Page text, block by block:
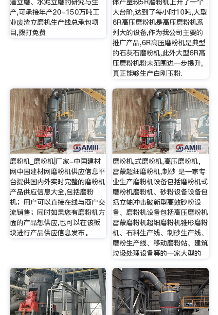
渣立磨、水泥立磨的研究与生
产,可承接年产20-150万吨工
业废渣立磨机生产线总承包项
目,拨打免费
体产量较5R磨粉机上升了一个
大台阶,达到了每小时10吨,大型
6R高压磨粉机是高压磨粉机系
列大的设备,作为我公司主要的
推广产品,6R高压磨粉机是典型
的石灰石磨粉机,此外大型6R高
压磨粉机粉末范围进一步提升,
真正能够生产白刚玉粉.
磨粉机_磨粉机|厂家-中国建材
网中国建材网磨粉机供应信息平
台提供国内外实时完整的磨粉机
产品供应信息大全,包括磨粉
机；用户可以直接在线与商户交
流销售；同时如果您有磨粉机方
面的产品想供应,也可以在该板
块进行产品供应信息发布。
磨粉机,式磨粉机,高压磨粉机，
雷蒙超细磨粉机,制砂 是一家专
业生产磨粉机设备包括磨粉机式
磨粉机磨粉机、砂粉设备设备包
括立轴冲击破新型高效砂粉设
备、磨粉机设备包括高压磨粉机
雷蒙磨粉机超细磨粉机锥形磨粉
机、石料生产线、制砂生产线、
磨粉生产线、移动磨粉站、建筑
垃圾处理设备等的一家大型的